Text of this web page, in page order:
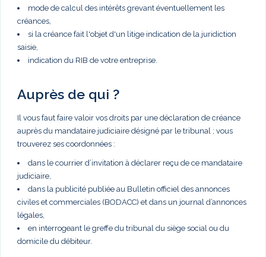
mode de calcul des intérêts grevant éventuellement les
créances,
si la créance fait l'objet d'un litige indication de la juridiction
saisie,
indication du RIB de votre entreprise.
Auprès de qui ?
Il vous faut faire valoir vos droits par une déclaration de créance
auprès du mandataire judiciaire désigné par le tribunal ; vous
trouverez ses coordonnées :
dans le courrier d’invitation à déclarer reçu de ce mandataire
judiciaire,
dans la publicité publiée au Bulletin officiel des annonces
civiles et commerciales (BODACC) et dans un journal d’annonces
légales,
en interrogeant le greffe du tribunal du siège social ou du
domicile du débiteur.